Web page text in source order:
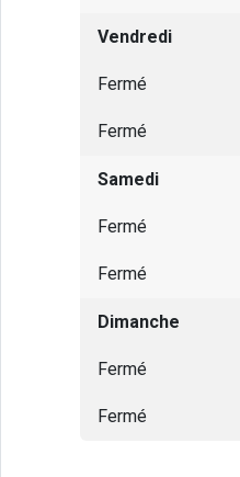
Vendredi
Fermé
Fermé
Samedi
Fermé
Fermé
Dimanche
Fermé
Fermé